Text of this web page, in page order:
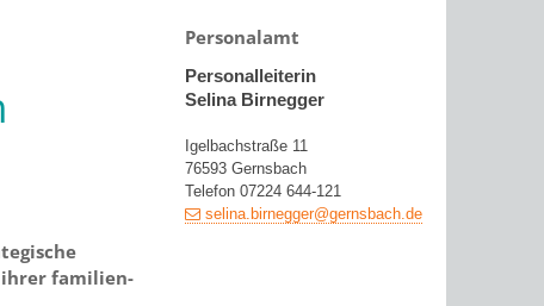
familien-
Personalamt
Personalleiterin
Selina Birnegger
Igelbachstraße 11
76593 Gernsbach
Telefon 07224 644-121
selina.birnegger@gernsbach.de